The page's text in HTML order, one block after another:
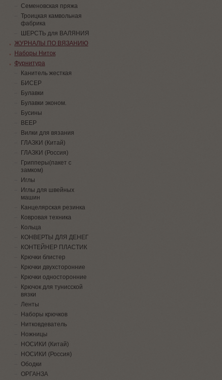
Семеновская пряжа
Троицкая камвольная
фабрика
ШЕРСТЬ для ВАЛЯНИЯ
ЖУРНАЛЫ ПО ВЯЗАНИЮ
Наборы Ниток
Фурнитура
Канитель жесткая
БИСЕР
Булавки
Булавки эконом.
Бусины
ВЕЕР
Вилки для вязания
ГЛАЗКИ (Китай)
ГЛАЗКИ (Россия)
Грипперы(пакет с
замком)
Иглы
Иглы для швейных
машин
Канцелярская резинка
Ковровая техника
Кольца
КОНВЕРТЫ ДЛЯ ДЕНЕГ
КОНТЕЙНЕР ПЛАСТИК
Крючки блистер
Крючки двухсторонние
Крючки односторонние
Крючок для тунисской
вязки
Ленты
Наборы крючков
Нитковдеватель
Ножницы
НОСИКИ (Китай)
НОСИКИ (Россия)
Ободки
ОРГАНЗА